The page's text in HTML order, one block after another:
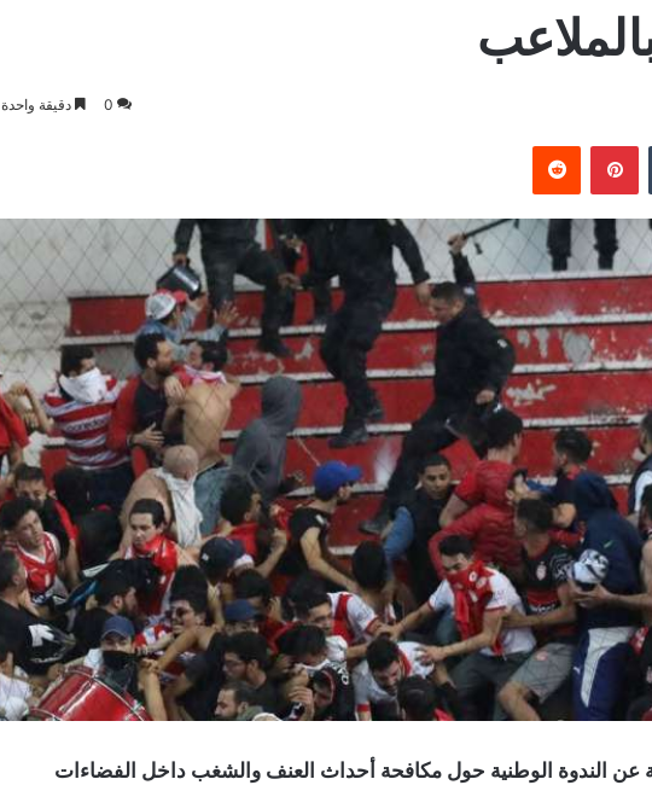
0 دقيقة واحدة
بينتيريست
عن الندوة الوطنية حول مكافحة أحداث العنف والشغب داخل الفضاءات